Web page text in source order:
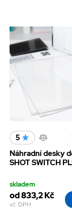
5
Náhradní desky
SHOT SWITCH
skladem
od 833,2 Kč
vč. DPH